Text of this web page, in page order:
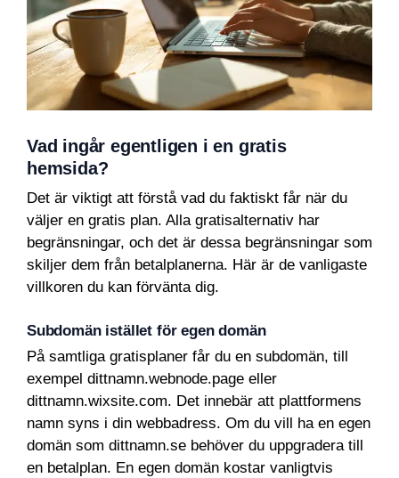
Vad ingår egentligen i en gratis
hemsida?
Det är viktigt att förstå vad du faktiskt får när du
väljer en gratis plan. Alla gratisalternativ har
begränsningar, och det är dessa begränsningar som
skiljer dem från betalplanerna. Här är de vanligaste
villkoren du kan förvänta dig.
Subdomän istället för egen domän
På samtliga gratisplaner får du en subdomän, till
exempel dittnamn.webnode.page eller
dittnamn.wixsite.com. Det innebär att plattformens
namn syns i din webbadress. Om du vill ha en egen
domän som dittnamn.se behöver du uppgradera till
en betalplan. En egen domän kostar vanligtvis